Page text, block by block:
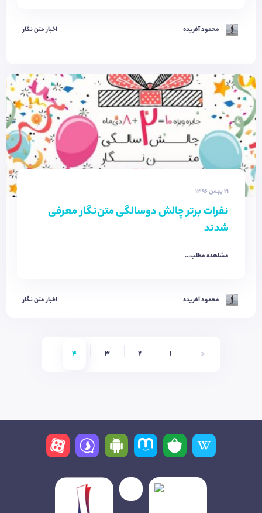
محمود آفریده اخبار متن نگار
21 بهمن 1396
نفرات برتر چالش دوسالگی متن‌نگار معرفی
شدند
مشاهده مطلب...
محمود آفریده اخبار متن نگار
1
2
3
4